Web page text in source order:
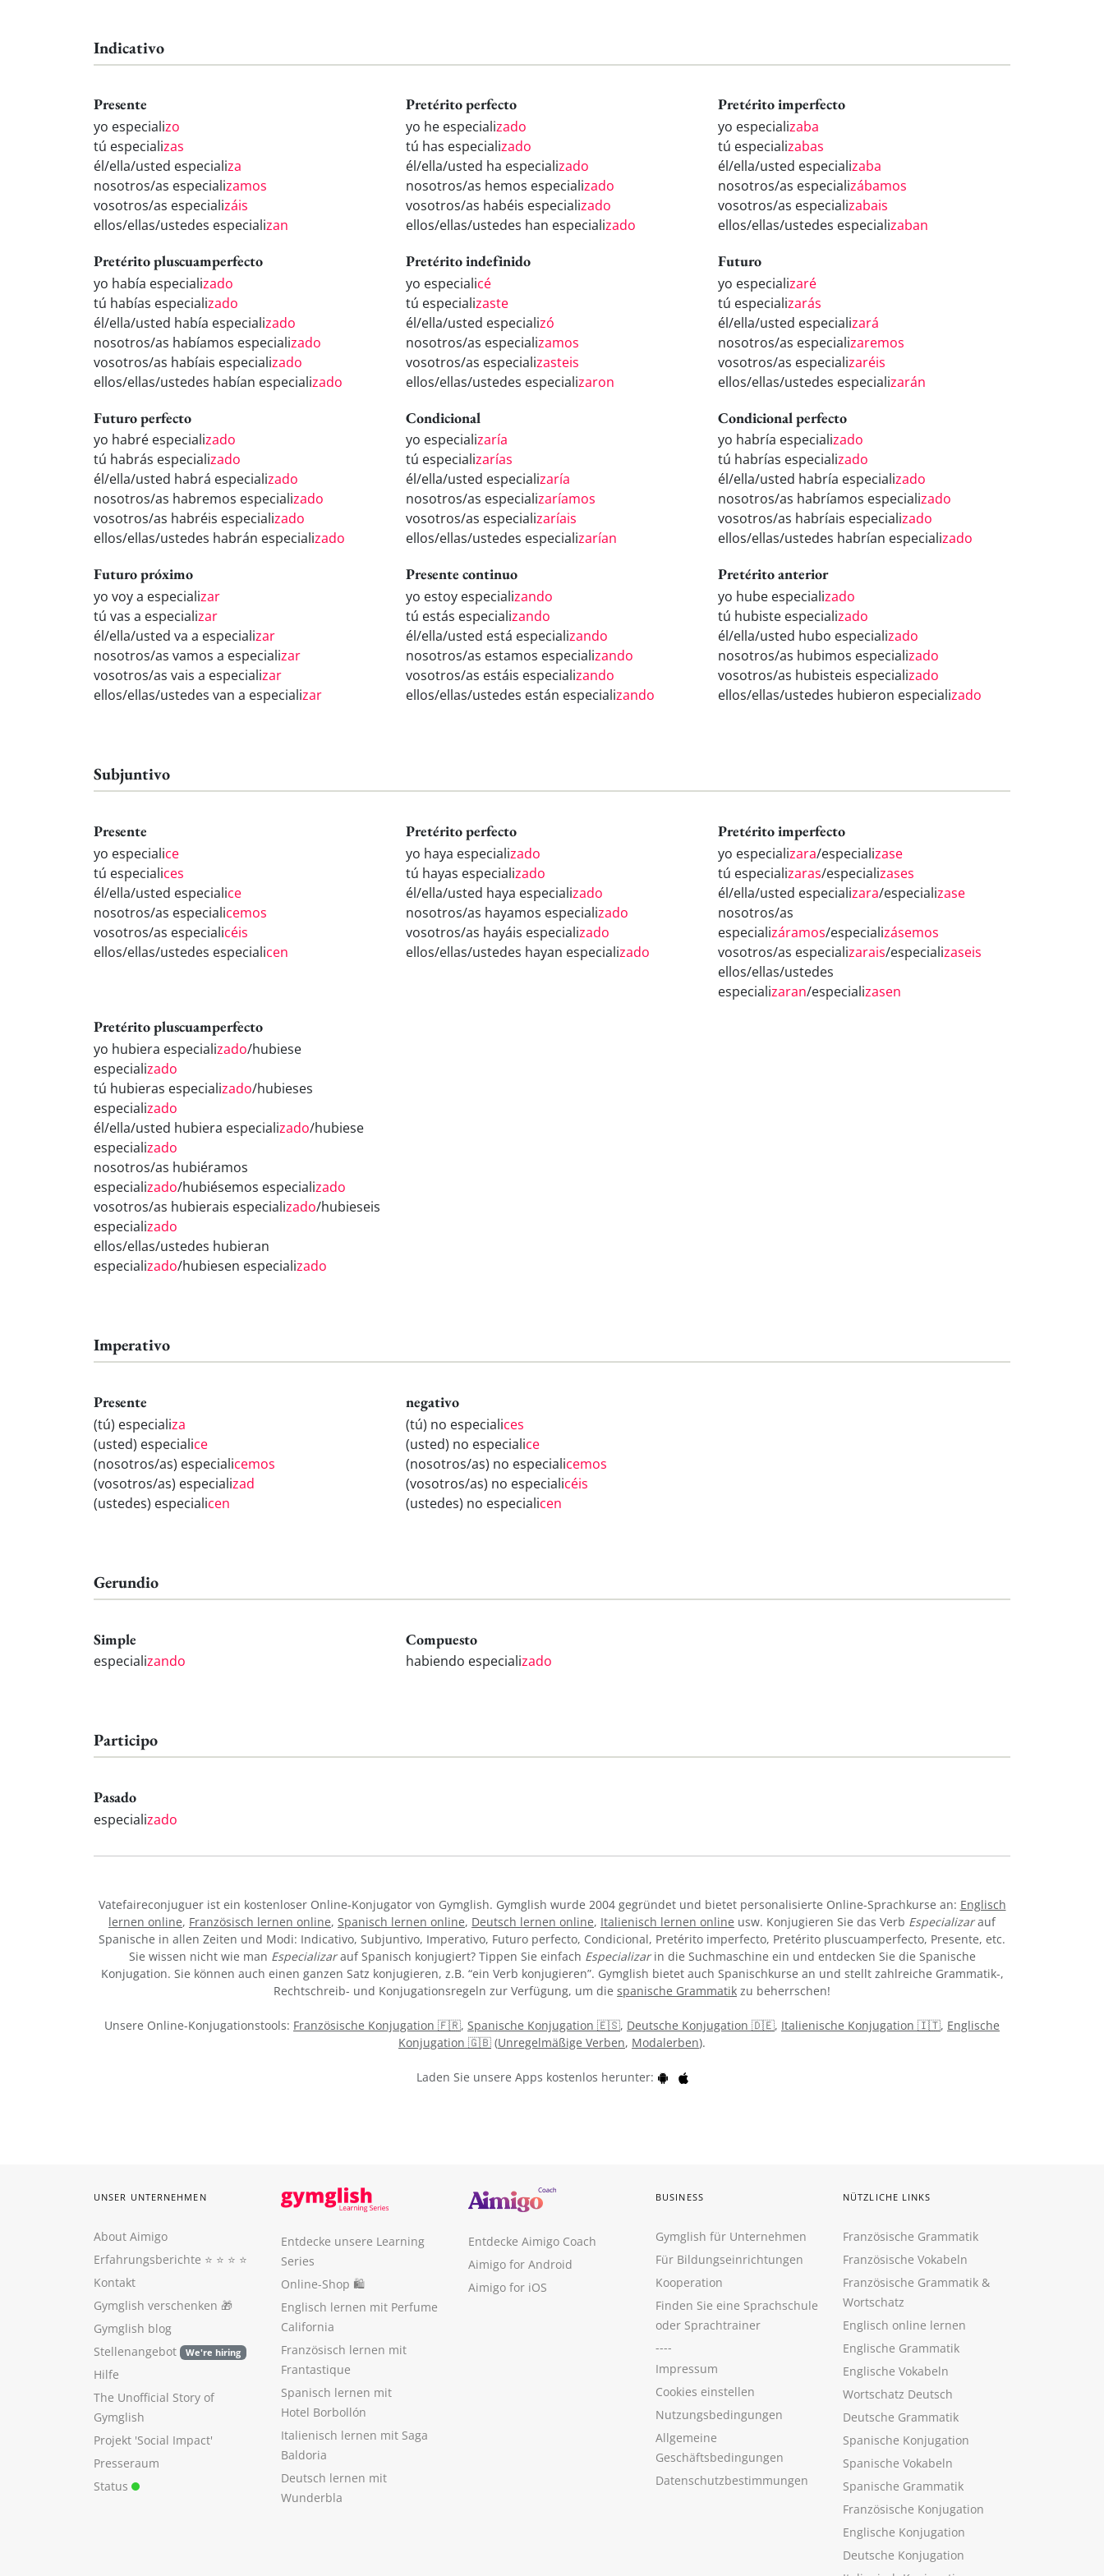
Indicativo
Presente
yo especializo
tú especializas
él/ella/usted especializa
nosotros/as especializamos
vosotros/as especializáis
ellos/ellas/ustedes especializan
Pretérito perfecto
yo he especializado
tú has especializado
él/ella/usted ha especializado
nosotros/as hemos especializado
vosotros/as habéis especializado
ellos/ellas/ustedes han especializado
Pretérito imperfecto
yo especializaba
tú especializabas
él/ella/usted especializaba
nosotros/as especializábamos
vosotros/as especializabais
ellos/ellas/ustedes especializaban
Pretérito pluscuamperfecto
yo había especializado
tú habías especializado
él/ella/usted había especializado
nosotros/as habíamos especializado
vosotros/as habíais especializado
ellos/ellas/ustedes habían especializado
Pretérito indefinido
yo especialicé
tú especializaste
él/ella/usted especializó
nosotros/as especializamos
vosotros/as especializasteis
ellos/ellas/ustedes especializaron
Futuro
yo especializaré
tú especializarás
él/ella/usted especializará
nosotros/as especializaremos
vosotros/as especializaréis
ellos/ellas/ustedes especializarán
Futuro perfecto
yo habré especializado
tú habrás especializado
él/ella/usted habrá especializado
nosotros/as habremos especializado
vosotros/as habréis especializado
ellos/ellas/ustedes habrán especializado
Condicional
yo especializaría
tú especializarías
él/ella/usted especializaría
nosotros/as especializaríamos
vosotros/as especializaríais
ellos/ellas/ustedes especializarían
Condicional perfecto
yo habría especializado
tú habrías especializado
él/ella/usted habría especializado
nosotros/as habríamos especializado
vosotros/as habríais especializado
ellos/ellas/ustedes habrían especializado
Futuro próximo
yo voy a especializar
tú vas a especializar
él/ella/usted va a especializar
nosotros/as vamos a especializar
vosotros/as vais a especializar
ellos/ellas/ustedes van a especializar
Presente continuo
yo estoy especializando
tú estás especializando
él/ella/usted está especializando
nosotros/as estamos especializando
vosotros/as estáis especializando
ellos/ellas/ustedes están especializando
Pretérito anterior
yo hube especializado
tú hubiste especializado
él/ella/usted hubo especializado
nosotros/as hubimos especializado
vosotros/as hubisteis especializado
ellos/ellas/ustedes hubieron especializado
Subjuntivo
Presente
yo especialice
tú especialices
él/ella/usted especialice
nosotros/as especialicemos
vosotros/as especialicéis
ellos/ellas/ustedes especialicen
Pretérito perfecto
yo haya especializado
tú hayas especializado
él/ella/usted haya especializado
nosotros/as hayamos especializado
vosotros/as hayáis especializado
ellos/ellas/ustedes hayan especializado
Pretérito imperfecto
yo especializara/especializase
tú especializaras/especializases
él/ella/usted especializara/especializase
nosotros/as
especializáramos/especializásemos
vosotros/as especializarais/especializaseis
ellos/ellas/ustedes
especializaran/especializasen
Pretérito pluscuamperfecto
yo hubiera especializado/hubiese
especializado
tú hubieras especializado/hubieses
especializado
él/ella/usted hubiera especializado/hubiese
especializado
nosotros/as hubiéramos
especializado/hubiésemos especializado
vosotros/as hubierais especializado/hubieseis
especializado
ellos/ellas/ustedes hubieran
especializado/hubiesen especializado
Imperativo
Presente
(tú) especializa
(usted) especialice
(nosotros/as) especialicemos
(vosotros/as) especializad
(ustedes) especialicen
negativo
(tú) no especialices
(usted) no especialice
(nosotros/as) no especialicemos
(vosotros/as) no especialicéis
(ustedes) no especialicen
Gerundio
Simple
especializando
Compuesto
habiendo especializado
Participo
Pasado
especializado
Vatefaireconjuguer ist ein kostenloser Online-Konjugator von Gymglish. Gymglish wurde 2004 gegründet und bietet personalisierte Online-Sprachkurse an: Englisch
lernen online, Französisch lernen online, Spanisch lernen online, Deutsch lernen online, Italienisch lernen online usw. Konjugieren Sie das Verb Especializarauf
Spanische in allen Zeiten und Modi: Indicativo, Subjuntivo, Imperativo, Futuro perfecto, Condicional, Pretérito imperfecto, Pretérito pluscuamperfecto, Presente, etc.
Sie wissen nicht wie man Especializarauf Spanisch konjugiert? Tippen Sie einfach Especializarin die Suchmaschine ein und entdecken Sie die Spanische
Konjugation. Sie können auch einen ganzen Satz konjugieren, z.B. “ein Verb konjugieren”. Gymglish bietet auch Spanischkurse an und stellt zahlreiche Grammatik-,
Rechtschreib- und Konjugationsregeln zur Verfügung, um die spanische Grammatik zu beherrschen!
Unsere Online-Konjugationstools: Französische Konjugation 🇫🇷, Spanische Konjugation 🇪🇸, Deutsche Konjugation 🇩🇪, Italienische Konjugation 🇮🇹, Englische
Konjugation 🇬🇧 (Unregelmäßige Verben, Modalerben).
Laden Sie unsere Apps kostenlos herunter:
UNSER UNTERNEHMEN
About Aimigo
Erfahrungsberichte ⭐️ ⭐️ ⭐️ ⭐️
Kontakt
Gymglish verschenken 🎁
Gymglish blog
Stellenangebot
We're hiring
Hilfe
The Unofficial Story of
Gymglish
Projekt 'Social Impact'
Presseraum
Status
Entdecke unsere Learning
Series
Online-Shop 🛍
Englisch lernen mit Perfume
California
Französisch lernen mit
Frantastique
Spanisch lernen mit
Hotel Borbollón
Italienisch lernen mit Saga
Baldoria
Deutsch lernen mit
Wunderbla
Entdecke Aimigo Coach
Aimigo for Android
Aimigo for iOS
BUSINESS
Gymglish für Unternehmen
Für Bildungseinrichtungen
Kooperation
Finden Sie eine Sprachschule
oder Sprachtrainer
----
Impressum
Cookies einstellen
Nutzungsbedingungen
Allgemeine
Geschäftsbedingungen
Datenschutzbestimmungen
NÜTZLICHE LINKS
Französische Grammatik
Französische Vokabeln
Französische Grammatik &
Wortschatz
Englisch online lernen
Englische Grammatik
Englische Vokabeln
Wortschatz Deutsch
Deutsche Grammatik
Spanische Konjugation
Spanische Vokabeln
Spanische Grammatik
Französische Konjugation
Englische Konjugation
Deutsche Konjugation